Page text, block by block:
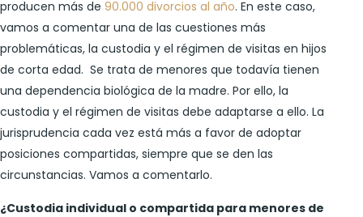
producen más de 90.000 divorcios al año. En este caso,
vamos a comentar una de las cuestiones más
problemáticas, la custodia y el régimen de visitas en hijos
de corta edad. Se trata de menores que todavía tienen
una dependencia biológica de la madre. Por ello, la
custodia y el régimen de visitas debe adaptarse a ello. La
jurisprudencia cada vez está más a favor de adoptar
posiciones compartidas, siempre que se den las
circunstancias. Vamos a comentarlo.
¿Custodia individual o compartida para menores de